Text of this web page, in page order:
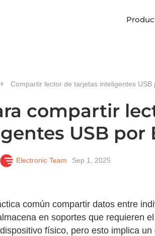
Compartir lector de tarjetas inteligentes USB
compartir
USB por
Electronic Team Sep 1, 2025
común compartir datos entre
en soportes que requieren
físico, pero esto implica